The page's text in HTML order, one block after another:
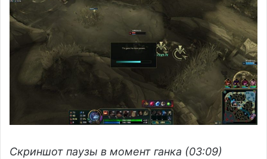
Скриншот паузы в момент ганка (03:09)